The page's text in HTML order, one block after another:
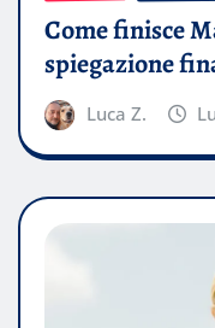
Come finisce
spiegazione
Luca Z.